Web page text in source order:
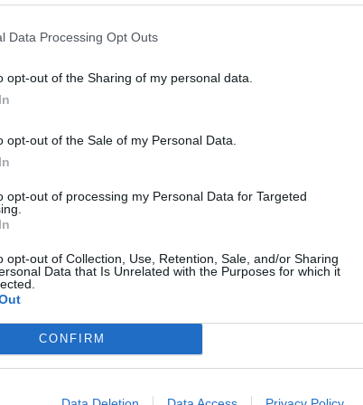
Data Processing Opt Outs
opt-out of the Sharing of my personal data.
opt-out of the Sale of my Personal Data.
opt-out of processing my Personal Data for Targeted
opt-out of Collection, Use, Retention, Sale, and/or Sharing
Data that Is Unrelated with the Purposes for which it
CONFIRM
επενδύσεις και αλλαγές στο διάστημα
η δεύτερη αφορά στην έκρηξη που
ανάπτυξης και η τρίτη είναι αυτή
έχει νέο Μουσείο το 2025 ανοίγει θέμα.